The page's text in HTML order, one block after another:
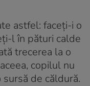
astfel: faceţi-i o
l în pături calde
trecerea la o
copilul nu
de căldură.